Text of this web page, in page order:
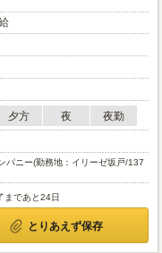
夕方 夜
夜勤
パニー(勤務地：イリーゼ坂戸/137
まであと24日
とりあえず保存